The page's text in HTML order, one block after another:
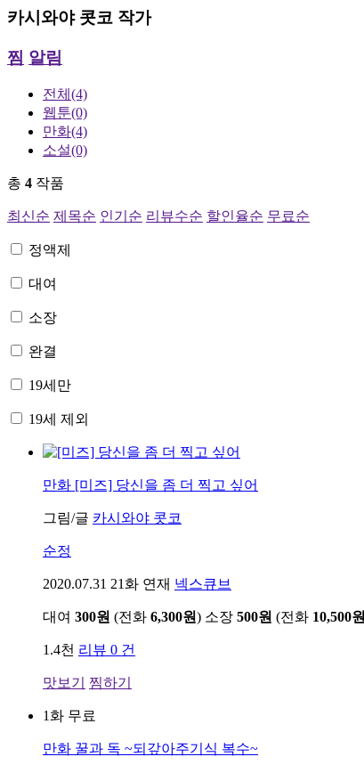
카시와야 콧코 작가
찜 알림
전체 (4)
웹툰(0)
만화(4)
소설(0)
총 4 작품
최신순 제목순 인기순 리뷰수순 할인율순 무료순
정액제
대여
소장
완결
19세만
19세 제외
만화 [미즈] 당신을 좀 더 찍고 싶어
그림/글 카시와야 콧코
순정
2020.07.31 21화 연재 넥스큐브
대여 300원 (전화 6,300원) 소장 500원 (전화 10,500원
1.4천 리뷰 0 건
맛보기 찜하기
1화 무료
만화 꿀과 독 ~되갚아주기식 복수~